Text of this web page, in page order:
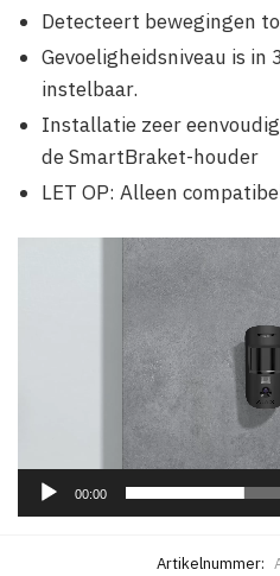
Detecteert bewegingen
Gevoeligheidsniveau is in
instelbaar.
Installatie zeer
de SmartBraket-houder
LET OP: Alleen
00:00
Artikelnummer: